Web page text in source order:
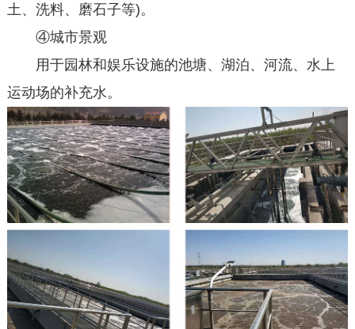
土、洗料、磨石子等)。
④城市景观
用于园林和娱乐设施的池塘、湖泊、河流、水上
运动场的补充水。